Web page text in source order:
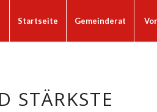
Startseite Gemeinderat
STÄRKSTE